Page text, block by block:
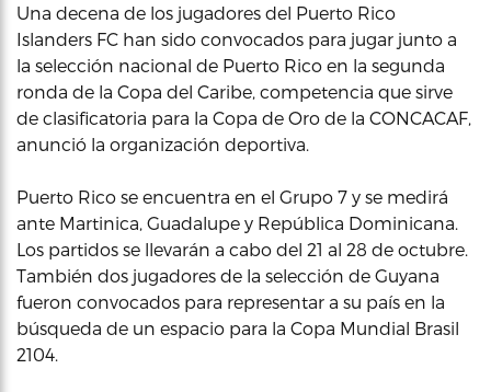
Una decena de los jugadores del Puerto Rico
Islanders FC han sido convocados para jugar junto a
la selección nacional de Puerto Rico en la segunda
ronda de la Copa del Caribe, competencia que sirve
de clasificatoria para la Copa de Oro de la CONCACAF,
anunció la organización deportiva.
Puerto Rico se encuentra en el Grupo 7 y se medirá
ante Martinica, Guadalupe y República Dominicana.
Los partidos se llevarán a cabo del 21 al 28 de octubre.
También dos jugadores de la selección de Guyana
fueron convocados para representar a su país en la
búsqueda de un espacio para la Copa Mundial Brasil
2104.